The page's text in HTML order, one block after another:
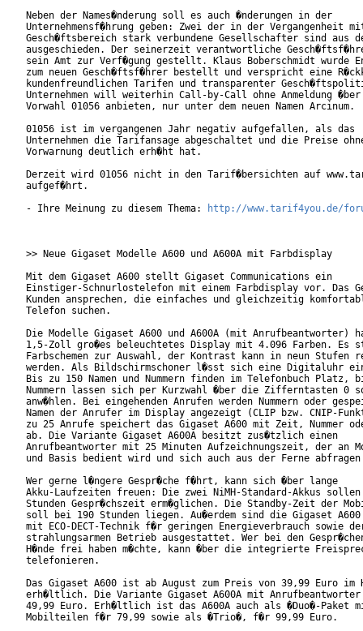
Neben der Names�nderung soll es auch �nderungen in der
Unternehmensf�hrung geben: Zwei der in der Vergangenheit
Gesch�ftsbereich stark verbundene Gesellschafter sind aus
ausgeschieden. Der seinerzeit verantwortliche
sein Amt zur Verf�gung gestellt. Klaus Boberschmidt wurde
zum neuen Gesch�ftsf�hrer bestellt und verspricht eine
kundenfreundlichen Tarifen und transparenter
Unternehmen will weiterhin Call-by-Call ohne Anmeldung
Vorwahl 01056 anbieten, nur unter dem neuen Namen
01056 ist im vergangenen Jahr negativ aufgefallen, als das
Unternehmen die Tarifansage abgeschaltet und die Preise
Vorwarnung deutlich erh�ht hat.
Derzeit wird 01056 nicht in den Tarif�bersichten auf
aufgef�hrt.
- Ihre Meinung zu diesem Thema:
http://www.tarif4you.de/
>> Neue Gigaset Modelle A600 und A600A mit Farbdisplay
Mit dem Gigaset A600 stellt Gigaset Communications ein
Einstiger-Schnurlostelefon mit einem Farbdisplay vor. Das
Kunden ansprechen, die einfaches und gleichzeitig
Telefon suchen.
Die Modelle Gigaset A600 und A600A (mit Anrufbeantworter)
1,5-Zoll gro�es beleuchtetes Display mit 4.096 Farben. Es
Farbschemen zur Auswahl, der Kontrast kann in neun Stufen
werden. Als Bildschirmschoner l�sst sich eine Digitaluhr
Bis zu 150 Namen und Nummern finden im Telefonbuch Platz,
Nummern lassen sich per Kurzwahl �ber die Zifferntasten 0
anw�hlen. Bei eingehenden Anrufen werden Nummern oder
Namen der Anrufer im Display angezeigt (CLIP bzw. CNIP-
zu 25 Anrufe speichert das Gigaset A600 mit Zeit, Nummer
ab. Die Variante Gigaset A600A besitzt zus�tzlich einen
Anrufbeantworter mit 25 Minuten Aufzeichnungszeit, der an
und Basis bedient wird und sich auch aus der
Wer gerne l�ngere Gespr�che f�hrt, kann sich �ber lange
Akku-Laufzeiten freuen: Die zwei NiMH-Standard-Akkus
Stunden Gespr�chszeit erm�glichen. Die Standby-Zeit der
soll bei 190 Stunden liegen. Au�erdem sind die Gigaset A600
mit ECO-DECT-Technik f�r geringen Energieverbrauch sowie
strahlungsarmen Betrieb ausgestattet. Wer bei den
H�nde frei haben m�chte, kann �ber die integrierte
telefonieren.
Das Gigaset A600 ist ab August zum Preis von 39,99 Euro im
erh�ltlich. Die Variante Gigaset A600A mit
49,99 Euro. Erh�ltlich ist das A600A auch als �Duo�-Paket
Mobilteilen f�r 79,99 sowie als �Trio�, f�r 99,99 Euro.